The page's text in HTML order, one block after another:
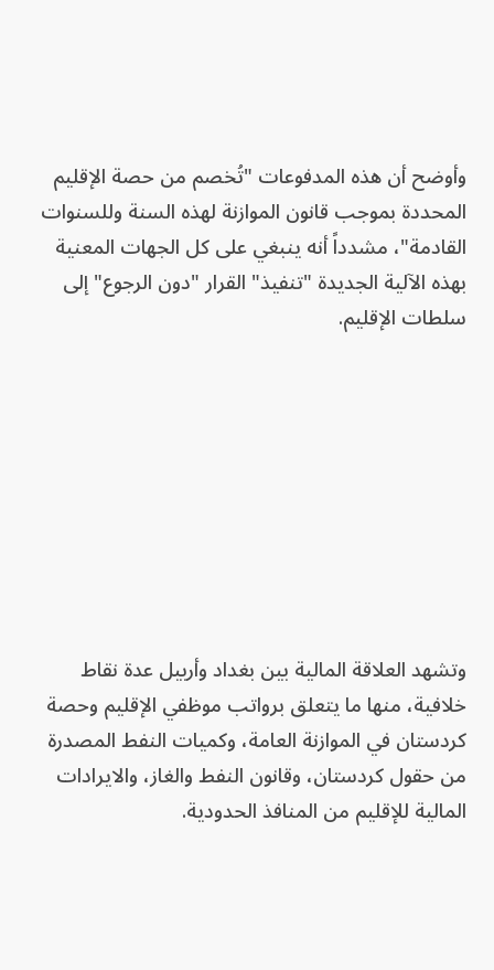
وأوضح أن هذه المدفوعات "تُخصم من حصة الإقليم
المحددة بموجب قانون الموازنة لهذه السنة وللسنوات
القادمة"، مشدداً أنه ينبغي على كل الجهات المعنية
بهذه الآلية الجديدة "تنفيذ" القرار "دون الرجوع" إلى
سلطات الإقليم.
وتشهد العلاقة المالية بين بغداد وأربيل عدة نقاط
خلافية، منها ما يتعلق برواتب موظفي الإقليم وحصة
كردستان في الموازنة العامة، وكميات النفط المصدرة
من حقول كردستان، وقانون النفط والغاز، والايرادات
المالية للإقليم من المنافذ الحدودية.